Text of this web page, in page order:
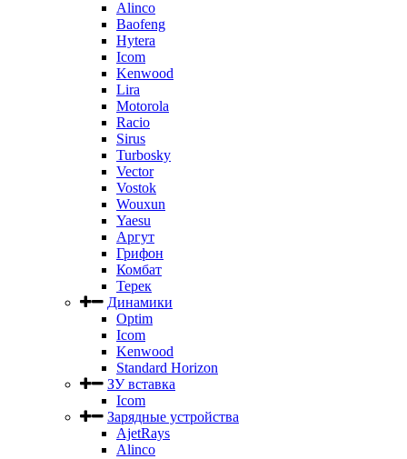
Alinco
Baofeng
Hytera
Icom
Kenwood
Lira
Motorola
Racio
Sirus
Turbosky
Vector
Vostok
Wouxun
Yaesu
Аргут
Грифон
Комбат
Терек
Динамики
Optim
Icom
Kenwood
Standard Horizon
ЗУ вставка
Icom
Зарядные устройства
AjetRays
Alinco